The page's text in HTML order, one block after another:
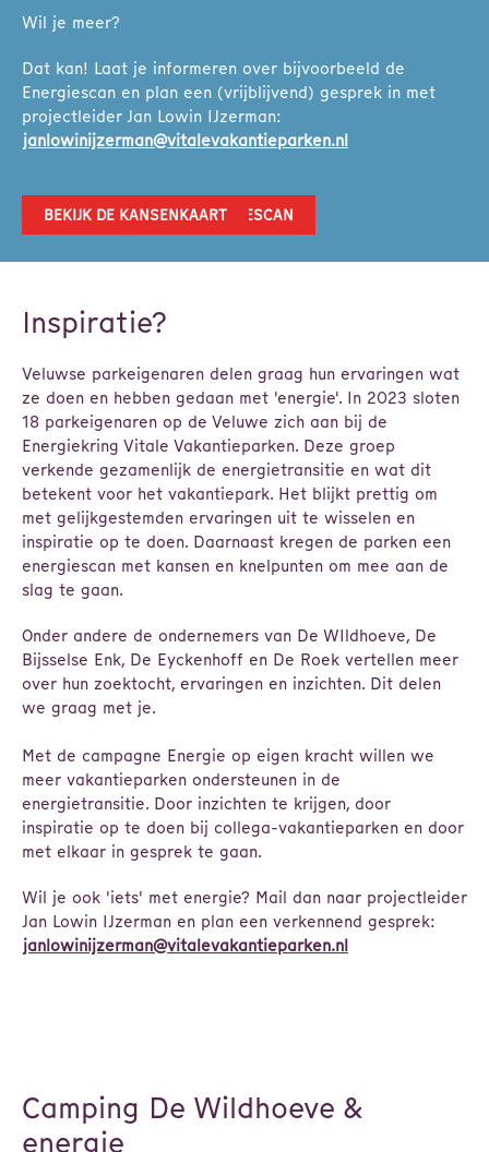
LEES MEER OVER DE ENERGIESCAN
PLAN EEN GESPREK
Wil je meer?
Dat kan! Laat je informeren over bijvoorbeeld de
Energiescan en plan een (vrijblijvend) gesprek in met
projectleider Jan Lowin IJzerman:
janlowinijzerman@vitalevakantieparken.nl
BEKIJK DE KANSENKAART
Inspiratie?
Veluwse parkeigenaren delen graag hun ervaringen wat
ze doen en hebben gedaan met 'energie'. In 2023 sloten
18 parkeigenaren op de Veluwe zich aan bij de
Energiekring Vitale Vakantieparken. Deze groep
verkende gezamenlijk de energietransitie en wat dit
betekent voor het vakantiepark. Het blijkt prettig om
met gelijkgestemden ervaringen uit te wisselen en
inspiratie op te doen. Daarnaast kregen de parken een
energiescan met kansen en knelpunten om mee aan de
slag te gaan.
Onder andere de ondernemers van De WIldhoeve, De
Bijsselse Enk, De Eyckenhoff en De Roek vertellen meer
over hun zoektocht, ervaringen en inzichten. Dit delen
we graag met je.
Met de campagne Energie op eigen kracht willen we
meer vakantieparken ondersteunen in de
energietransitie. Door inzichten te krijgen, door
inspiratie op te doen bij collega-vakantieparken en door
met elkaar in gesprek te gaan.
Wil je ook 'iets' met energie? Mail dan naar projectleider
Jan Lowin IJzerman en plan een verkennend gesprek:
janlowinijzerman@vitalevakantieparken.nl
Camping De Wildhoeve &
energie